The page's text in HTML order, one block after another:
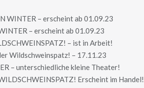
WINTER – erscheint ab 01.09.23
– erscheint ab 01.09.23
– ist in Arbeit!
Wildschweinspatz! – 17.11.23
– unterschiedliche kleine Theater!
Erscheint im Handel!